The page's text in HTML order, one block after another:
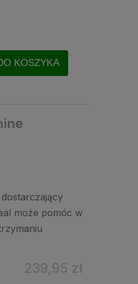
KOSZYKA
może pomóc w
239,95 zł